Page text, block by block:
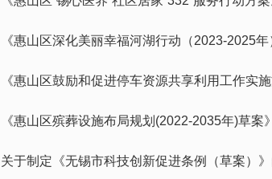
《惠山区深化美丽幸福河湖行动（2023-2025
《惠山区鼓励和促进停车资源共享利用工作实
《惠山区殡葬设施布局规划(2022-2035年)草案
关于制定《无锡市科技创新促进条例（草案）